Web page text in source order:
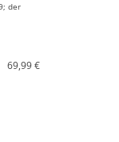
der
69,99 €